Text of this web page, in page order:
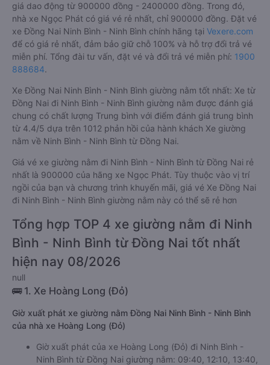
giá dao động từ 900000 đồng - 2400000 đồng. Trong đó,
nhà xe Ngọc Phát có giá vé rẻ nhất, chỉ 900000 đồng. Đặt vé
xe Đồng Nai Ninh Bình - Ninh Bình chính hãng tại Vexere.com
để có giá rẻ nhất, đảm bảo giữ chỗ 100% và hỗ trợ đổi trả vé
miễn phí. Tổng đài tư vấn, đặt vé và đổi trả vé miễn phí: 1900
888684.
Xe Đồng Nai Ninh Bình - Ninh Bình giường nằm tốt nhất: Xe từ
Đồng Nai đi Ninh Bình - Ninh Bình giường nằm được đánh giá
chung có chất lượng Trung bình với điểm đánh giá trung bình
từ 4.4/5 dựa trên 1012 phản hồi của hành khách Xe giường
nằm về Ninh Bình - Ninh Bình từ Đồng Nai.
Giá vé xe giường nằm đi Ninh Bình - Ninh Bình từ Đồng Nai rẻ
nhất là 900000 của hãng xe Ngọc Phát. Tùy thuộc vào vị trí
ngồi của bạn và chương trình khuyến mãi, giá vé Xe Đồng Nai
đi Ninh Bình - Ninh Bình giường nằm này có thể sẽ rẻ hơn
Tổng hợp TOP 4 xe giường nằm đi Ninh
Bình - Ninh Bình từ Đồng Nai tốt nhất
hiện nay 08/2026
null
🚌 1. Xe Hoàng Long (Đỏ)
Giờ xuất phát xe giường nằm Đồng Nai Ninh Bình - Ninh Bình
của nhà xe Hoàng Long (Đỏ)
Giờ xuất phát của xe Hoàng Long (Đỏ) đi Ninh Bình -
Ninh Bình từ Đồng Nai giường nằm: 09:40, 12:10, 13:40,